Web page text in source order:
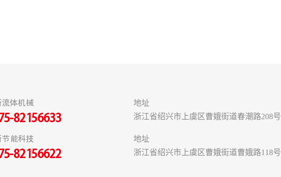
流体机械
82156633
节能科技
82156622
地址
浙江省绍兴市上虞区曹娥街道春潮路208号
地址
浙江省绍兴市上虞区曹娥街道曹娥路118号